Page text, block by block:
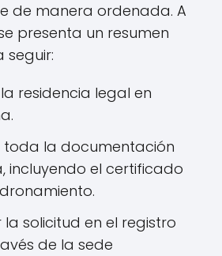
de manera ordenada. A
presenta un resumen
seguir:
residencia legal en
toda la documentación
incluyendo el certificado
la solicitud en el registro
de la sede